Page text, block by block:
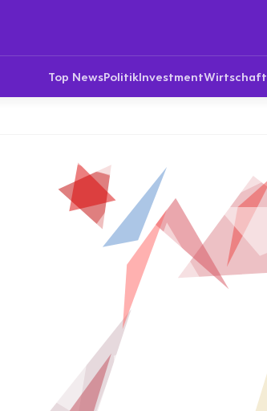
Top NewsPolitikInvestmentWirtschaft